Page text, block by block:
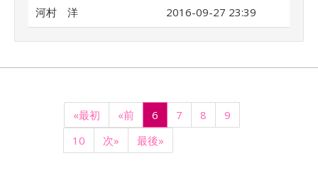
河村 洋 2016-09-27 23:39
«最初 «前 6 7 8
9
10
次» 最後»